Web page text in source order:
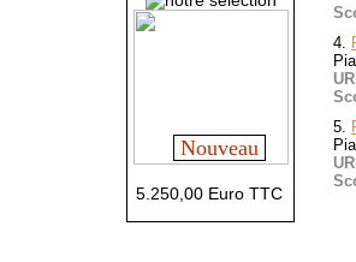
Nouveau
5.250,00 Euro TTC
4.
5.